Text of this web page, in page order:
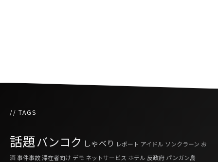
// TAGS
話題バンコク しゃべり レポート アイドル ソンクラーン お
酒事件事故滞在者向け デモ ネットサービス ホテル 反政府 パンガン島